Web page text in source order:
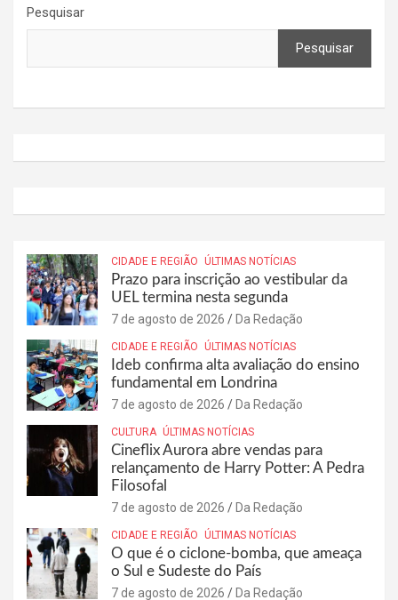
Pesquisar
Pesquisar
CIDADE E REGIÃO ÚLTIMAS NOTÍCIAS
Prazo para inscrição ao vestibular da
UEL termina nesta segunda
7 de agosto de 2026 Da Redação
CIDADE E REGIÃO ÚLTIMAS NOTÍCIAS
Ideb confirma alta avaliação do ensino
fundamental em Londrina
7 de agosto de 2026 Da Redação
CULTURA ÚLTIMAS NOTÍCIAS
Cineflix Aurora abre vendas para
relançamento de Harry Potter: A Pedra
Filosofal
7 de agosto de 2026 Da Redação
CIDADE E REGIÃO ÚLTIMAS NOTÍCIAS
O que é o ciclone-bomba, que ameaça
o Sul e Sudeste do País
7 de agosto de 2026 Da Redação